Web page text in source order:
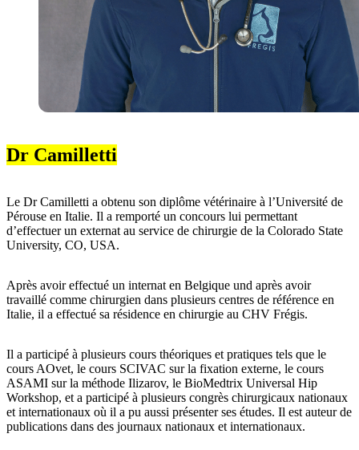
Dr Camilletti
Le Dr Camilletti a obtenu son diplôme vétérinaire à l’Université de
Pérouse en Italie. Il a remporté un concours lui permettant
d’effectuer un externat au service de chirurgie de la Colorado State
University, CO, USA.
Après avoir effectué un internat en Belgique und après avoir
travaillé comme chirurgien dans plusieurs centres de référence en
Italie, il a effectué sa résidence en chirurgie au CHV Frégis.
Il a participé à plusieurs cours théoriques et pratiques tels que le
cours AOvet, le cours SCIVAC sur la fixation externe, le cours
ASAMI sur la méthode Ilizarov, le BioMedtrix Universal Hip
Workshop, et a participé à plusieurs congrès chirurgicaux nationaux
et internationaux où il a pu aussi présenter ses études. Il est auteur de
publications dans des journaux nationaux et internationaux.